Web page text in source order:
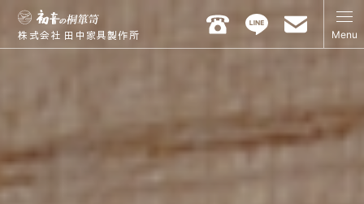
株式会社 田中家具製作所 Menu